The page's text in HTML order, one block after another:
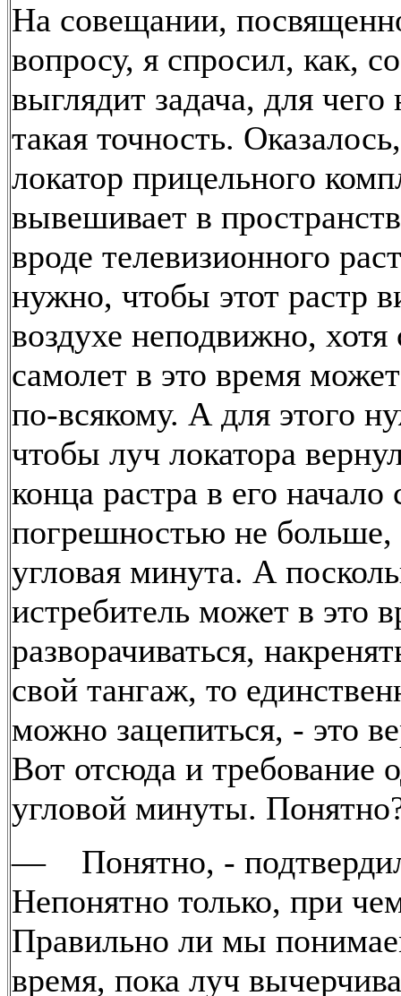
На совещании,
вопросу, я спросил, как,
выглядит задача, для
такая точность.
локатор прицельного
вывешивает в
вроде телевизионного
нужно, чтобы этот растр
воздухе неподвижно, хотя
самолет в это время
по-всякому. А для этого
чтобы луч локатора
конца растра в его начало
погрешностью не больше,
угловая минута. А
истребитель может в это
разворачиваться,
свой тангаж, то
можно зацепиться, - это
Вот отсюда и требование
угловой минуты.
— Понятно, -
Непонятно только, при
Правильно ли мы
время, пока луч